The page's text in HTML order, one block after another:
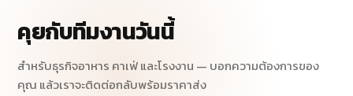
คุยกับทีมงานวันนี้
สำหรับธุรกิจอาหาร คาเฟ่ และโรงงาน — บอกความต้องการของ
คุณ แล้วเราจะติดต่อกลับพร้อมราคาส่ง